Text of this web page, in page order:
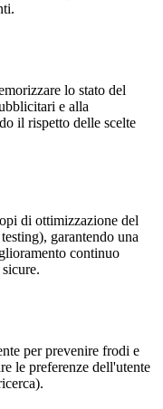
lo stato del
e alla
il rispetto delle scelte
di ottimizzazione del
garantendo una
continuo
per prevenire frodi e
le preferenze dell'utente